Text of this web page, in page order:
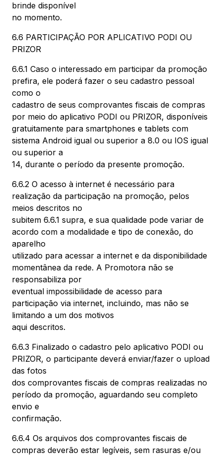
brinde disponível
no momento.
6.6 PARTICIPAÇÃO POR APLICATIVO PODI OU
PRIZOR
6.6.1 Caso o interessado em participar da promoção
prefira, ele poderá fazer o seu cadastro pessoal
como o
cadastro de seus comprovantes fiscais de compras
por meio do aplicativo PODI ou PRIZOR, disponíveis
gratuitamente para smartphones e tablets com
sistema Android igual ou superior a 8.0 ou IOS igual
ou superior a
14, durante o período da presente promoção.
6.6.2 O acesso à internet é necessário para
realização da participação na promoção, pelos
meios descritos no
subitem 6.6.1 supra, e sua qualidade pode variar de
acordo com a modalidade e tipo de conexão, do
aparelho
utilizado para acessar a internet e da disponibilidade
momentânea da rede. A Promotora não se
responsabiliza por
eventual impossibilidade de acesso para
participação via internet, incluindo, mas não se
limitando a um dos motivos
aqui descritos.
6.6.3 Finalizado o cadastro pelo aplicativo PODI ou
PRIZOR, o participante deverá enviar/fazer o upload
das fotos
dos comprovantes fiscais de compras realizadas no
período da promoção, aguardando seu completo
envio e
confirmação.
6.6.4 Os arquivos dos comprovantes fiscais de
compras deverão estar legíveis, sem rasuras e/ou